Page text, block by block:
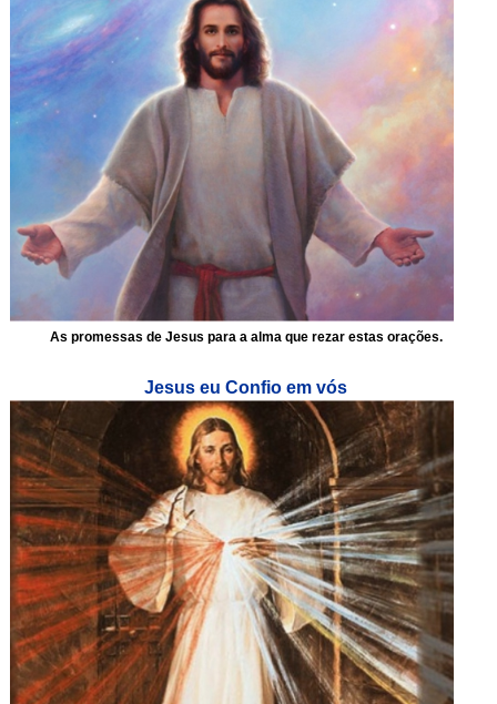
As promessas de Jesus para a alma que rezar estas orações.
Jesus eu Confio em vós